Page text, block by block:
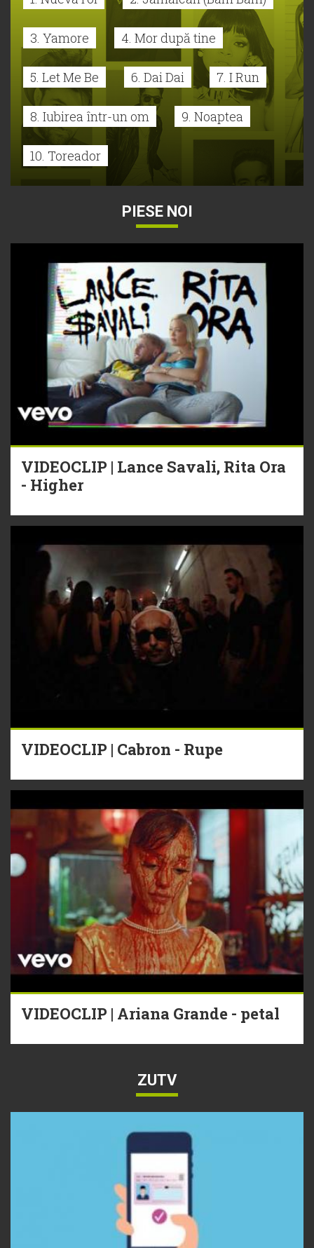
3. Yamore 4. Mor după tine
5. Let Me Be 6. Dai Dai 7. I Run
8. Iubirea într-un om 9. Noaptea
10. Toreador
PIESE NOI
VIDEOCLIP | Lance Savali, Rita Ora
- Higher
VIDEOCLIP | Cabron - Rupe
VIDEOCLIP | Ariana Grande - petal
ZUTV